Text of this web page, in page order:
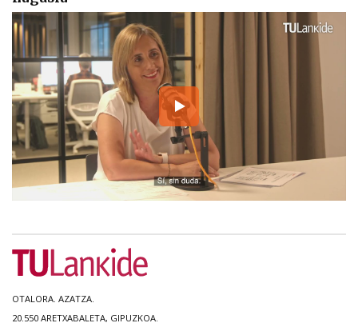
OTALORA. AZATZA.
20.550 ARETXABALETA, GIPUZKOA.